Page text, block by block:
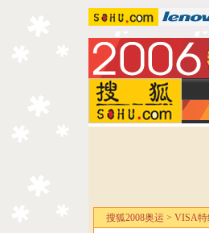
搜狐2008奥运 > VISA特